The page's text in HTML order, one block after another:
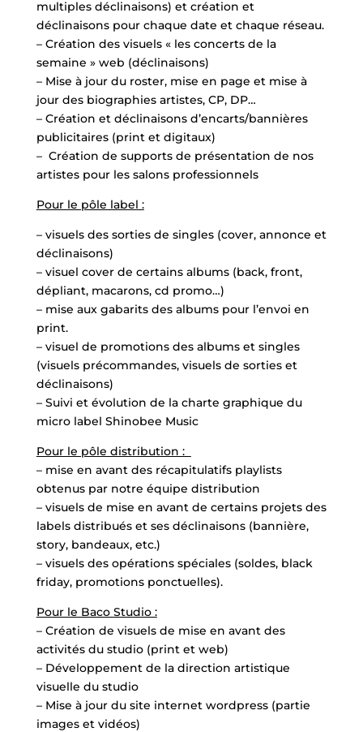
multiples déclinaisons) et création et
déclinaisons pour chaque date et chaque réseau.
– Création des visuels « les concerts de la
semaine » web (déclinaisons)
– Mise à jour du roster, mise en page et mise à
jour des biographies artistes, CP, DP…
– Création et déclinaisons d’encarts/bannières
publicitaires (print et digitaux)
– Création de supports de présentation de nos
artistes pour les salons professionnels
Pour le pôle label :
– visuels des sorties de singles (cover, annonce et
déclinaisons)
– visuel cover de certains albums (back, front,
dépliant, macarons, cd promo…)
– mise aux gabarits des albums pour l’envoi en
print.
– visuel de promotions des albums et singles
(visuels précommandes, visuels de sorties et
déclinaisons)
– Suivi et évolution de la charte graphique du
micro label Shinobee Music
Pour le pôle distribution :
– mise en avant des récapitulatifs playlists
obtenus par notre équipe distribution
– visuels de mise en avant de certains projets des
labels distribués et ses déclinaisons (bannière,
story, bandeaux, etc.)
– visuels des opérations spéciales (soldes, black
friday, promotions ponctuelles).
Pour le Baco Studio :
– Création de visuels de mise en avant des
activités du studio (print et web)
– Développement de la direction artistique
visuelle du studio
– Mise à jour du site internet wordpress (partie
images et vidéos)